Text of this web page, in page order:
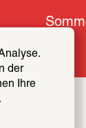
der
Ihre
Index